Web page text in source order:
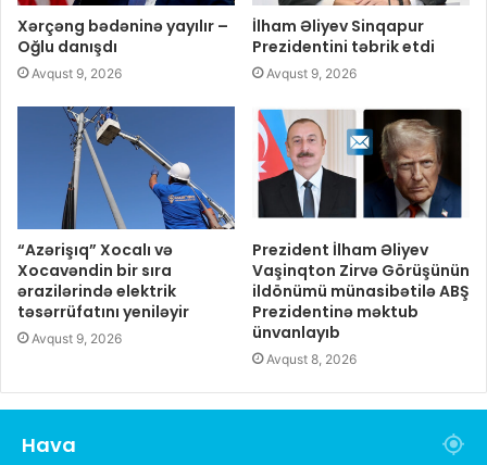
Xərçəng bədəninə yayılır –
Oğlu danışdı
Avqust 9, 2026
İlham Əliyev Sinqapur
Prezidentini təbrik etdi
Avqust 9, 2026
“Azərişıq” Xocalı və
Xocavəndin bir sıra
ərazilərində elektrik
təsərrüfatını yeniləyir
Avqust 9, 2026
Prezident İlham Əliyev
Vaşinqton Zirvə Görüşünün
ildönümü münasibətilə ABŞ
Prezidentinə məktub
ünvanlayıb
Avqust 8, 2026
Hava